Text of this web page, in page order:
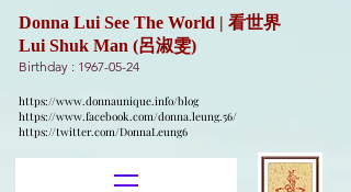
Donna Lui See The World | 看世界
Lui Shuk Man (呂淑雯)
Birthday : 1967-05-24
https://www.donnaunique.info/blog
https://www.facebook.com/donna.leung.56/
https://twitter.com/DonnaLeung6